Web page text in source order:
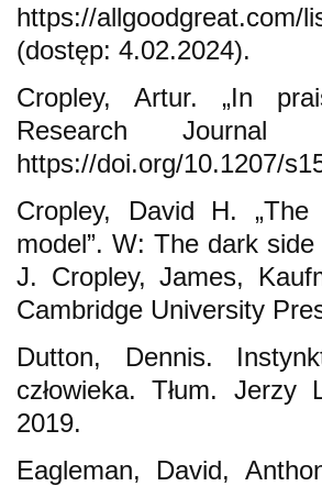
https://allgoodgreat.com/
(dostęp: 4.02.2024).
Cropley, Artur. „In
Research
https://doi.org/10.1207/
Cropley, David H.
model”. W: The dark
J. Cropley, James,
Cambridge University
Dutton, Dennis.
człowieka. Tłum.
2019.
Eagleman, David,